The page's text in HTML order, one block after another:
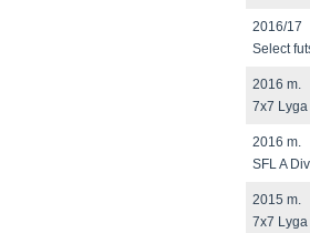
2016/17
Select
2016 m.
7x7
2016 m.
SFL A
2015 m.
7x7